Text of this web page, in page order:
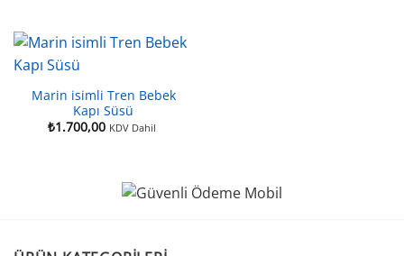
Marin isimli Tren Bebek
Kapı Süsü
₺1.700,00 KDV Dahil